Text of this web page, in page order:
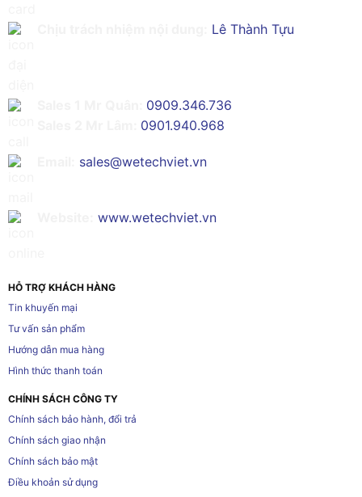
Lê Thành Tựu
0909.346.736
0901.940.968
sales@wetechviet.vn
www.wetechviet.vn
HỖ TRỢ KHÁCH HÀNG
Tin khuyến mại
Tư vấn sản phẩm
Hướng dẫn mua hàng
Hình thức thanh toán
CHÍNH SÁCH CÔNG TY
Chính sách bảo hành, đổi trả
Chính sách giao nhận
Chính sách bảo mật
Điều khoản sử dụng